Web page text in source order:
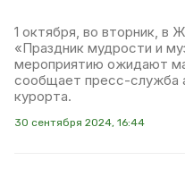
1 октября, во вторник, в
«Праздник мудрости и
мероприятию ожидают
сообщает пресс-служба
курорта.
30 сентября 2024, 16:44